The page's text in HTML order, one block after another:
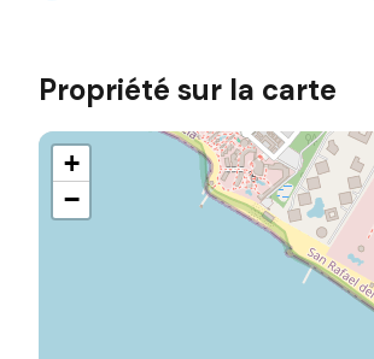
Propriété sur la carte
+
−